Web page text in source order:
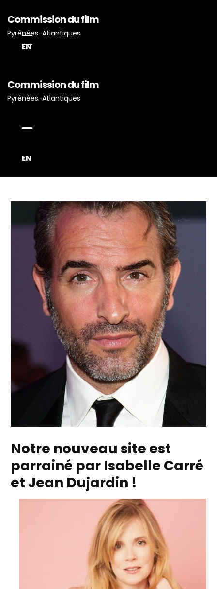
Commission du film
Pyrénées-Atlantiques
EN
Commission du film
Pyrénées-Atlantiques
EN
Accueil
Tournage ?
Notre nouveau site est
parrainé par Isabelle Carré
et Jean Dujardin !